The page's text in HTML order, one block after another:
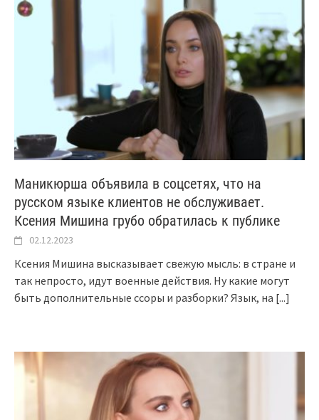
Маникюрша объявила в соцсетях, что на
русском языке клиентов не обслуживает.
Ксения Мишина грубо обратилась к публике
02.12.2023
Ксения Мишина высказывает свежую мысль: в стране и
так непросто, идут военные действия. Ну какие могут
быть дополнительные ссоры и разборки? Язык, на [...]